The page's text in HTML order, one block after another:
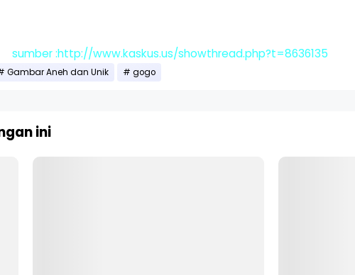
sumber :http://www.kaskus.us/showthread.php?t=8636135
Gambar Aneh dan Unik gogo
ini